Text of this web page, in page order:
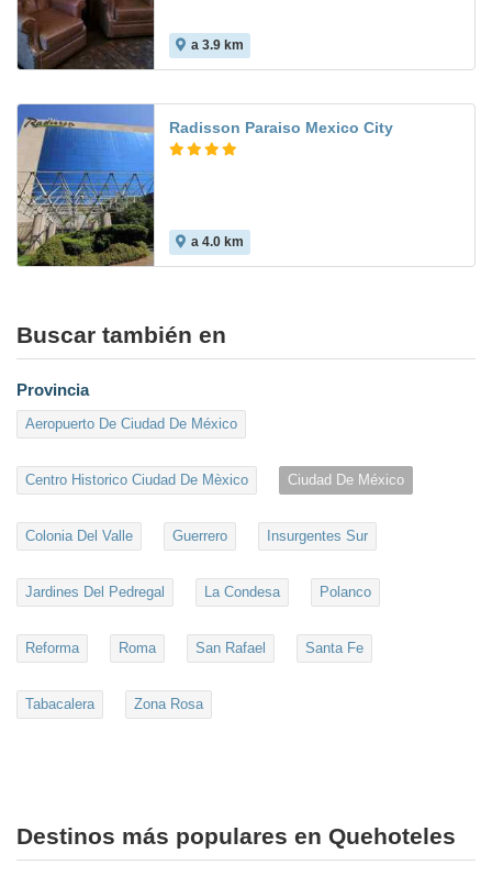
a 3.9 km
Radisson Paraiso Mexico City
a 4.0 km
Buscar también en
Provincia
Aeropuerto De Ciudad De México
Centro Historico Ciudad De Mèxico Ciudad De México
Colonia Del Valle Guerrero Insurgentes Sur
Jardines Del Pedregal La Condesa Polanco
Reforma Roma San Rafael Santa Fe
Tabacalera Zona Rosa
Destinos más populares en Quehoteles